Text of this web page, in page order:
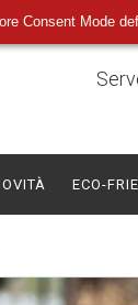
Consent Mode
ECO-